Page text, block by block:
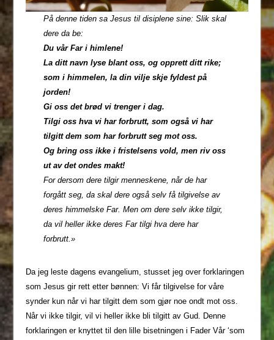
På denne tiden sa Jesus til disiplene sine: Slik skal
dere da be:
Du vår Far i himlene!
La ditt navn lyse blant oss, og opprett ditt rike;
som i himmelen, la din vilje skje fyldest på
jorden!
Gi oss det brød vi trenger i dag.
Tilgi oss hva vi har forbrutt, som også vi har
tilgitt dem som har forbrutt seg mot oss.
Og bring oss ikke i fristelsens vold, men riv oss
ut av det ondes makt!
For dersom dere tilgir menneskene, når de har
forgått seg, da skal dere også selv få tilgivelse av
deres himmelske Far. Men om dere selv ikke tilgir,
da vil heller ikke deres Far tilgi hva dere har
forbrutt.»
Da jeg leste dagens evangelium, stusset jeg over forklaringen
som Jesus gir rett etter bønnen: Vi får tilgivelse for våre
synder kun når vi har tilgitt dem som gjør noe ondt mot oss.
Når vi ikke tilgir, vil vi heller ikke bli tilgitt av Gud. Denne
forklaringen er knyttet til den lille bisetningen i Fader Vår ‘som